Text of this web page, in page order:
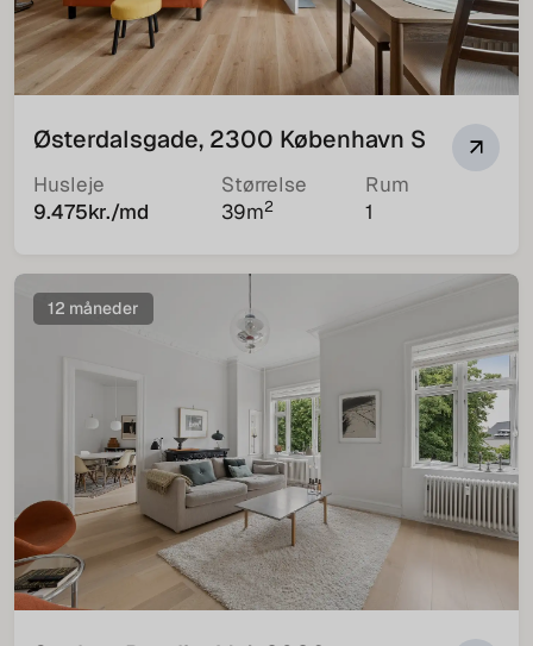
Østerdalsgade, 2300 København S
Husleje
9.475kr./md
Størrelse
39m2
Rum
1
12 måneder